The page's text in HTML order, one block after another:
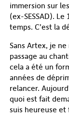
immersion sur
(ex-SESSAD). Le 1
temps. C’est la
Sans Artex, je
passage au
cela a été un
années de
relancer.
quoi est fait
suis heureuse et